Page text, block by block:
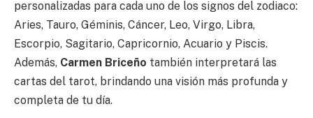
personalizadas para cada uno de los signos del zodiaco:
Aries, Tauro, Géminis, Cáncer, Leo, Virgo, Libra,
Escorpio, Sagitario, Capricornio, Acuario y Piscis.
Además, Carmen Briceño también interpretará las
cartas del tarot, brindando una visión más profunda y
completa de tu día.